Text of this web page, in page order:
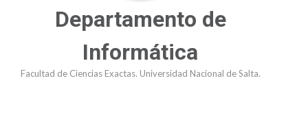
Departamento de
Informática
Facultad de Ciencias Exactas. Universidad Nacional de Salta.